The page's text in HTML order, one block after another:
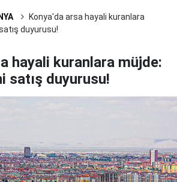
Konya'da arsa hayali kuranlara
duyurusu!
hayali kuranlara müjde:
satış duyurusu!